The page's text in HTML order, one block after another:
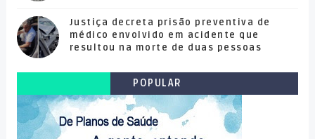
Justiça decreta prisão preventiva de
médico envolvido em acidente que
resultou na morte de duas pessoas
POPULAR